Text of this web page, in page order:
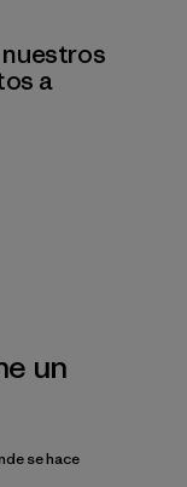
nuestros
a
un
se hace